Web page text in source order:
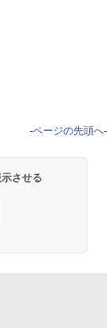
-ページの先頭へ-
させる